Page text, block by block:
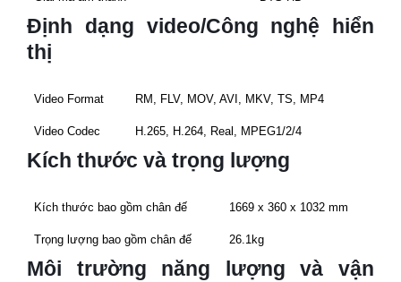
Định dạng video/Công nghệ hiển
thị
Video Format RM, FLV, MOV, AVI, MKV, TS, MP4
Video Codec H.265, H.264, Real, MPEG1/2/4
Kích thước và trọng lượng
Kích thước bao gồm chân đế 1669 x 360 x 1032 mm
Trọng lượng bao gồm chân đế 26.1kg
Môi trường năng lượng và vận